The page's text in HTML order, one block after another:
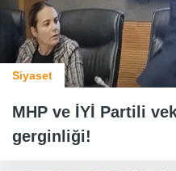
Siyaset
MHP ve İYİ Partili
gerginliği!